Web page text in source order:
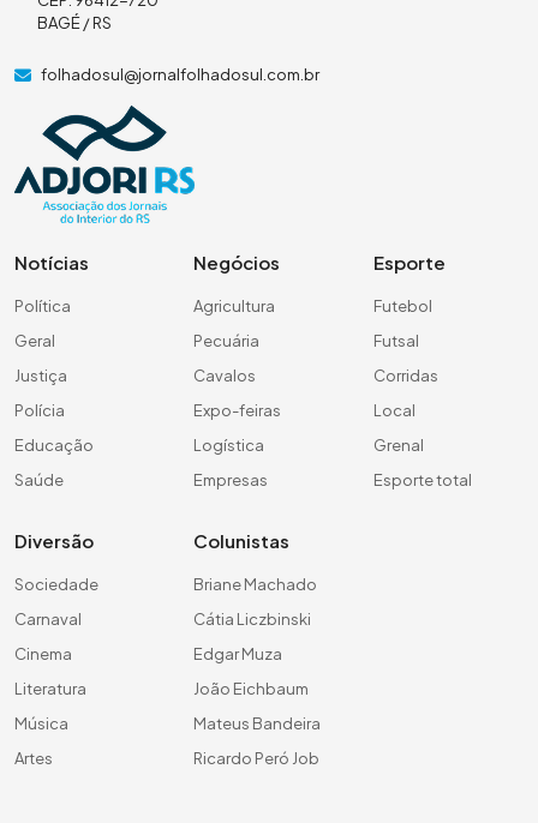
BAGÉ / RS
folhadosul@jornalfolhadosul.com.br
Notícias
Política
Geral
Justiça
Polícia
Educação
Saúde
Negócios
Agricultura
Pecuária
Cavalos
Expo-feiras
Logística
Empresas
Esporte
Futebol
Futsal
Corridas
Local
Grenal
Esporte total
Diversão
Sociedade
Carnaval
Cinema
Literatura
Música
Artes
Colunistas
Briane Machado
Cátia Liczbinski
Edgar Muza
João Eichbaum
Mateus Bandeira
Ricardo Peró Job